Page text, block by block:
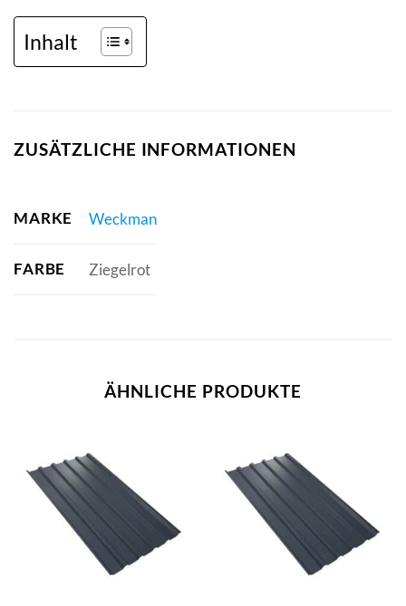
Inhalt
ZUSÄTZLICHE INFORMATIONEN
MARKE Weckman
FARBE Ziegelrot
ÄHNLICHE PRODUKTE